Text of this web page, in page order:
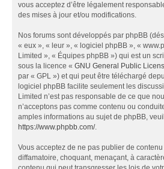
vous acceptez d’être légalement
des mises à jour et/ou modifications.
Nos forums sont développés par phpBB
« eux », « leur », « logiciel phpBB », «
Limited », « Équipes phpBB ») qui est un
sous la licence « GNU General Public
par « GPL ») et qui peut être téléchargé
logiciel phpBB facilite seulement les
Limited n’est pas responsable de ce que
n’acceptons pas comme contenu ou
amples informations au sujet de phpBB,
https://www.phpbb.com/.
Vous acceptez de ne pas publier de
diffamatoire, choquant, menaçant, à